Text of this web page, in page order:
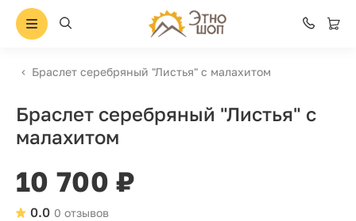
Браслет серебряный "Листья" с малахитом
Браслет серебряный "Листья" с
малахитом
10 700 ₽
0 отзывов
0.0